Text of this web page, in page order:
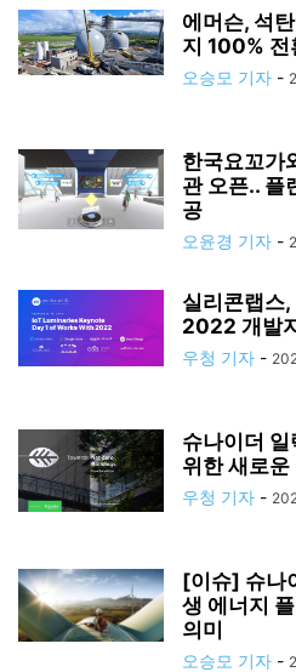
에머슨, 석
지 100% 전
오승모 기자 -
한국요꼬가
관 오픈.. 플
공
오윤경 기자 -
실리콘랩스
2022 개발
우청 기자 -
슈나이더
위한 새로운
우청 기자 -
[이슈] 슈나
생 에너지
의미
오승모 기자 -